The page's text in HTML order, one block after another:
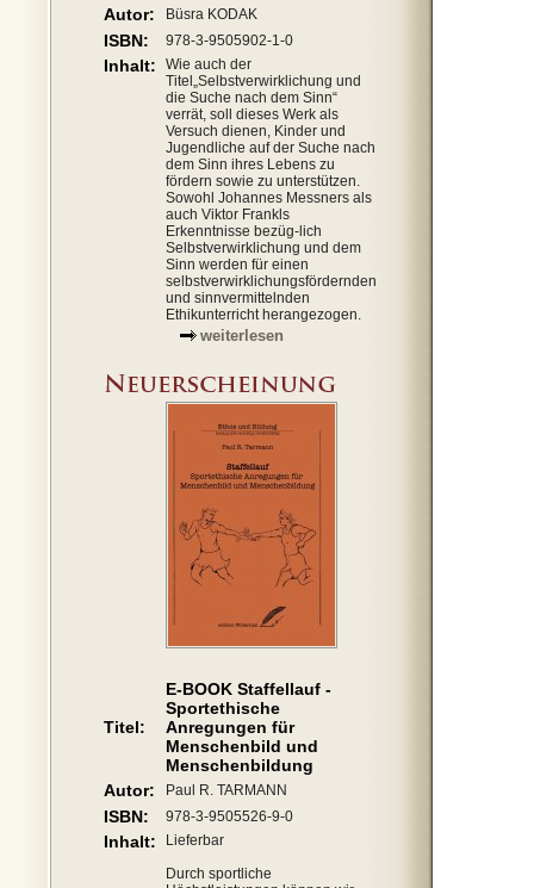
Autor:
Büsra KODAK
ISBN: 978-3-9505902-1-0
Inhalt:
Wie auch der
Titel„Selbstverwirklichung und
die Suche nach dem Sinn“
verrät, soll dieses Werk als
Versuch dienen, Kinder und
Jugendliche auf der Suche nach
dem Sinn ihres Lebens zu
fördern sowie zu unterstützen.
Sowohl Johannes Messners als
auch Viktor Frankls
Erkenntnisse bezüg-lich
Selbstverwirklichung und dem
Sinn werden für einen
selbstverwirklichungsfördernden
und sinnvermittelnden
Ethikunterricht herangezogen.
weiterlesen
Titel:
E-BOOK Staffellauf -
Sportethische
Anregungen für
Menschenbild und
Menschenbildung
Autor:
Paul R. TARMANN
ISBN: 978-3-9505526-9-0
Inhalt:
Lieferbar
Durch sportliche